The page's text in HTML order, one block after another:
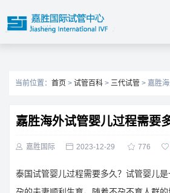
当前位置： 首页 > 试管百科 > 三代试管 > 嘉胜
嘉胜海外试管婴儿过程需要
 嘉胜国际  2023-12-29  776 
泰国试管婴儿过程需要多久？试管婴儿